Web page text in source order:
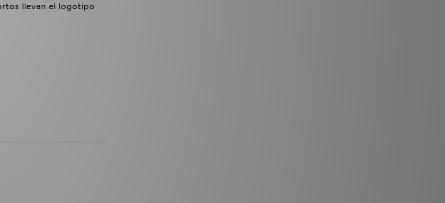
llevan el logotipo